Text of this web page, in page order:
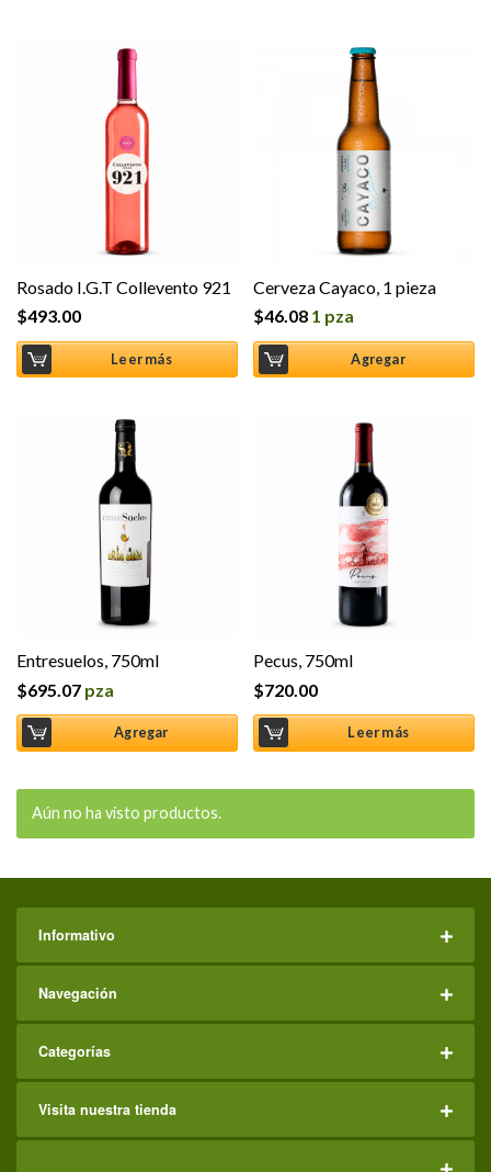
Rosado I.G.T Collevento 921
$493.00
Leer más
Cerveza Cayaco, 1 pieza
$46.08 1 pza
Agregar
Entresuelos, 750ml
$695.07 pza
Agregar
Pecus, 750ml
$720.00
Leer más
Aún no ha visto productos.
Informativo
Navegación
Categorías
Visita nuestra tienda